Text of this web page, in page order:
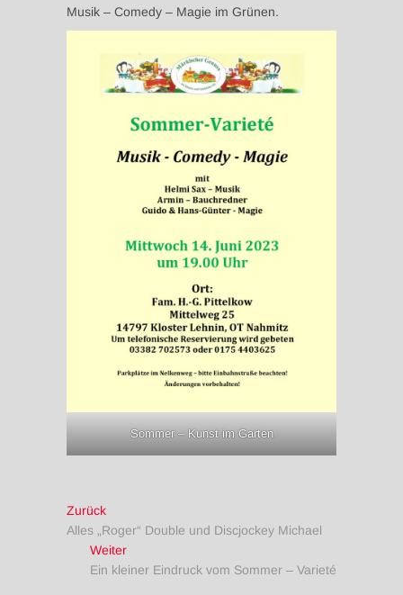
Musik – Comedy – Magie im Grünen.
Sommer – Kunst im Garten
Beitragsnavigation
ZurückVorheriger
Beitrag:
Alles „Roger“ Double und Discjockey Michael
WeiterNächster
Beitrag:
Ein kleiner Eindruck vom Sommer – Varieté